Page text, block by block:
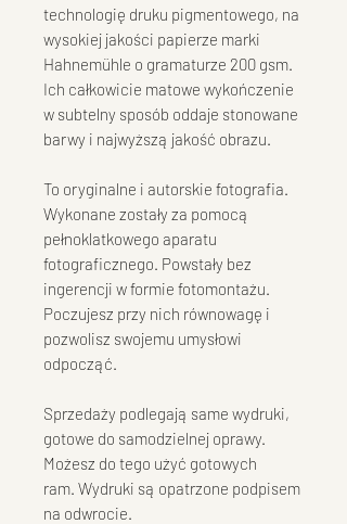
technologię druku pigmentowego, na
wysokiej jakości papierze marki
Hahnemühle o gramaturze 200 gsm.
Ich całkowicie matowe wykończenie
w subtelny sposób oddaje stonowane
barwy i najwyższą jakość obrazu.
To oryginalne i autorskie fotografia.
Wykonane zostały za pomocą
pełnoklatkowego aparatu
fotograficznego. Powstały bez
ingerencji w formie fotomontażu.
Poczujesz przy nich równowagę i
pozwolisz swojemu umysłowi
odpocząć.
Sprzedaży podlegają same wydruki,
gotowe do samodzielnej oprawy.
Możesz do tego użyć gotowych
ram. Wydruki są opatrzone podpisem
na odwrocie.